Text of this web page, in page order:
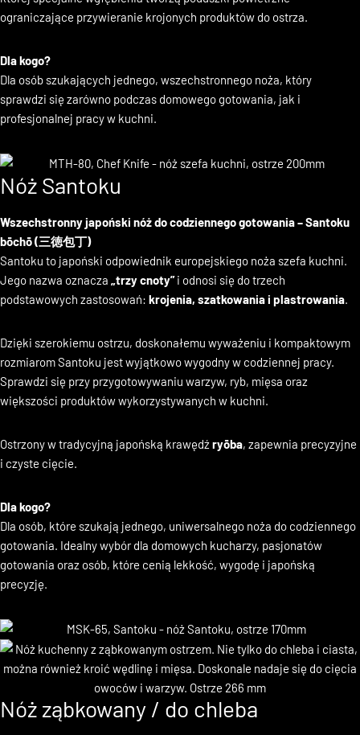
zapewniającą precyzyjne cięcie lub ostrze z krawędziąGranton
której specjalne wgłębienia tworzą poduszki powietrzne
Dla kogo?
Dla osób szukających jednego, wszechstronnego noża, który
sprawdzi się zarówno podczas domowego gotowania, jak i
Nóż Santoku
Wszechstronny japoński nóż do codziennego gotowania – Santoku
bōchō (三徳包丁)
Santoku to japoński odpowiednik europejskiego noża szefa kuchni.
Jego nazwa oznacza„trzy cnoty”i odnosi się do trzech
Dzięki szerokiemu ostrzu, doskonałemu wyważeniu i kompaktowym
rozmiarom Santoku jest wyjątkowo wygodny w codziennej pracy.
Sprawdzi się przy przygotowywaniu warzyw, ryb, mięsa oraz
Ostrzony w tradycyjną japońską krawędź
Dla kogo?
Dla osób, które szukają jednego, uniwersalnego noża do codziennego
gotowania. Idealny wybór dla domowych kucharzy, pasjonatów
gotowania oraz osób, które cenią lekkość, wygodę i japońską